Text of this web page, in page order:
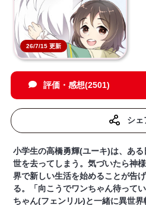
26/7/15 更新
評価・感想(2501)
シェ
小学生の高橋勇輝(ユーキ)は、あ
世を去ってしまう。気づいたら神
界で新しい生活を始めることが告
る。「向こうでワンちゃん待って
ちゃん(フェンリル)と一緒に異世